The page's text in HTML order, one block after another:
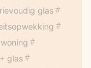
glas
glas